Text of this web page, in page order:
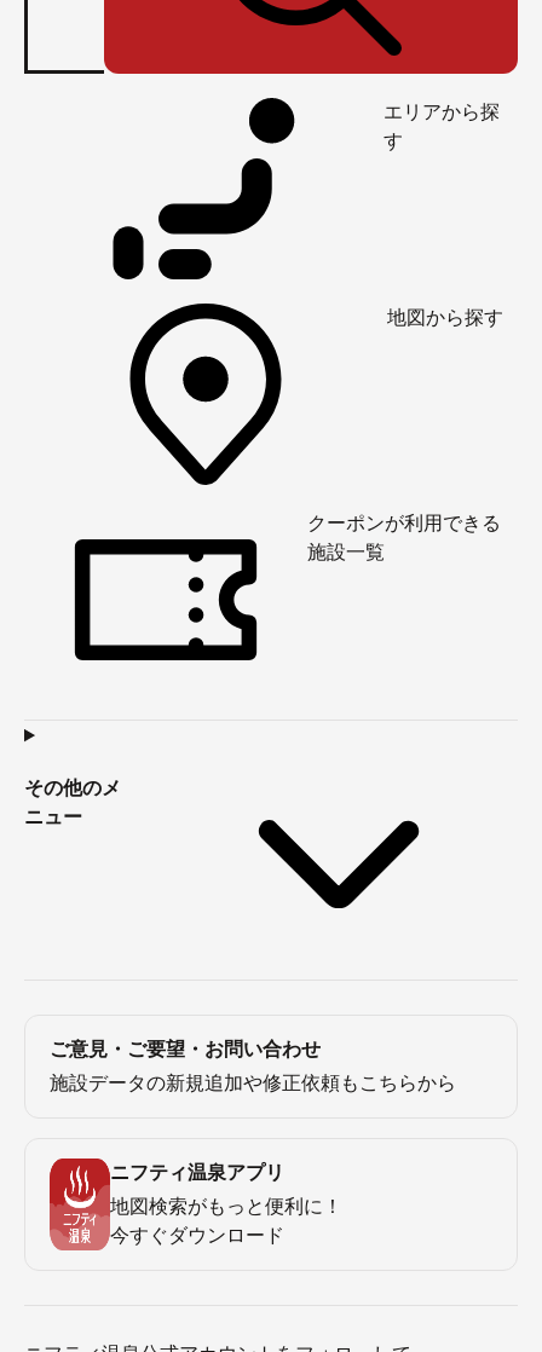
エリアから探
す
地図から探す
クーポンが利用できる
施設一覧
その他のメ
ニュー
ご意見・ご要望・お問い合わせ
施設データの新規追加や修正依頼もこちらから
ニフティ温泉アプリ
地図検索がもっと便利に！
今すぐダウンロード